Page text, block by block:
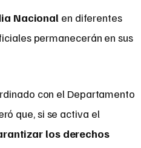
Nacional en diferentes
permanecerán en sus
con el Departamento
que, si se activa el
los derechos